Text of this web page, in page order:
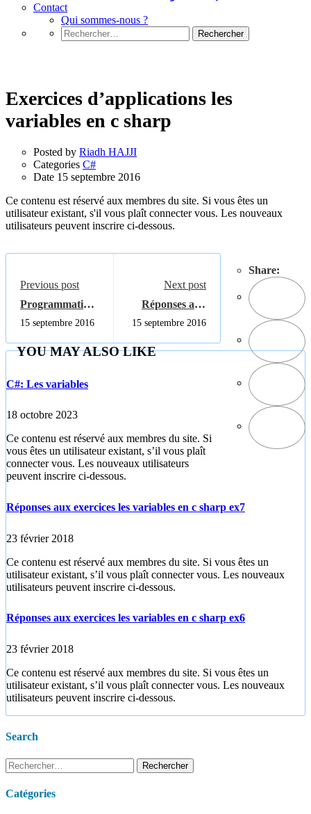
Contact
Qui sommes-nous ?
Rechercher :
Exercices d’applications les
variables en c sharp
Posted by Riadh HAJJI
Categories C#
Date 15 septembre 2016
Ce contenu est réservé aux membres du site. Si vous êtes un
utilisateur existant, s'il vous plaît connecter vous. Les nouveaux
utilisateurs peuvent inscrire ci-dessous.
Share:
Previous post
Programmation
orientée objets
15 septembre 2016
Next post
Réponses aux
exercices les
variables en c
sharp
15 septembre 2016
YOU MAY ALSO LIKE
C#: Les variables
18 octobre 2023
Ce contenu est réservé aux membres du site. Si
vous êtes un utilisateur existant, s’il vous plaît
connecter vous. Les nouveaux utilisateurs
peuvent inscrire ci-dessous.
Réponses aux exercices les variables en c sharp ex7
23 février 2018
Ce contenu est réservé aux membres du site. Si vous êtes un
utilisateur existant, s’il vous plaît connecter vous. Les nouveaux
utilisateurs peuvent inscrire ci-dessous.
Réponses aux exercices les variables en c sharp ex6
23 février 2018
Ce contenu est réservé aux membres du site. Si vous êtes un
utilisateur existant, s’il vous plaît connecter vous. Les nouveaux
utilisateurs peuvent inscrire ci-dessous.
Search
Rechercher :
Catégories